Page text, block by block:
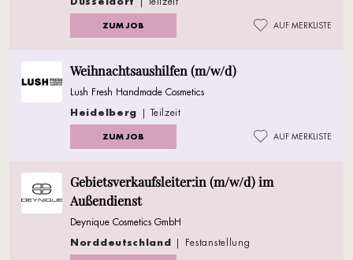
ZUM JOB AUF MERKLISTE
Weihnachtsaushilfen (m/w/d)
Lush Fresh Handmade Cosmetics
Heidelberg | Teilzeit
ZUM JOB AUF MERKLISTE
Gebietsverkaufsleiter:in (m/w/d) im
Außendienst
Deynique Cosmetics GmbH
Norddeutschland | Festanstellung